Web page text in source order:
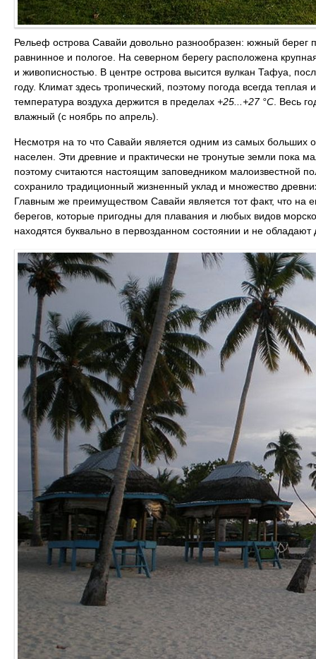
Рельеф острова Савайи довольно разнообразен: южный
равнинное и пологое. На северном берегу расположена
и живописностью. В центре острова высится вулкан Тафуа,
году. Климат здесь тропический, поэтому погода всегда
температура воздуха держится в пределах +25...+27 °C. Весь
влажный (с ноябрь по апрель).
Несмотря на то что Савайи является одним из самых больших
населен. Эти древние и практически не тронутые земли пока
поэтому считаются настоящим заповедником малоизвестной
сохранило традиционный жизненный уклад и множество
Главным же преимуществом Савайи является тот факт, что на
берегов, которые пригодны для плавания и любых видов
находятся буквально в первозданном состоянии и не